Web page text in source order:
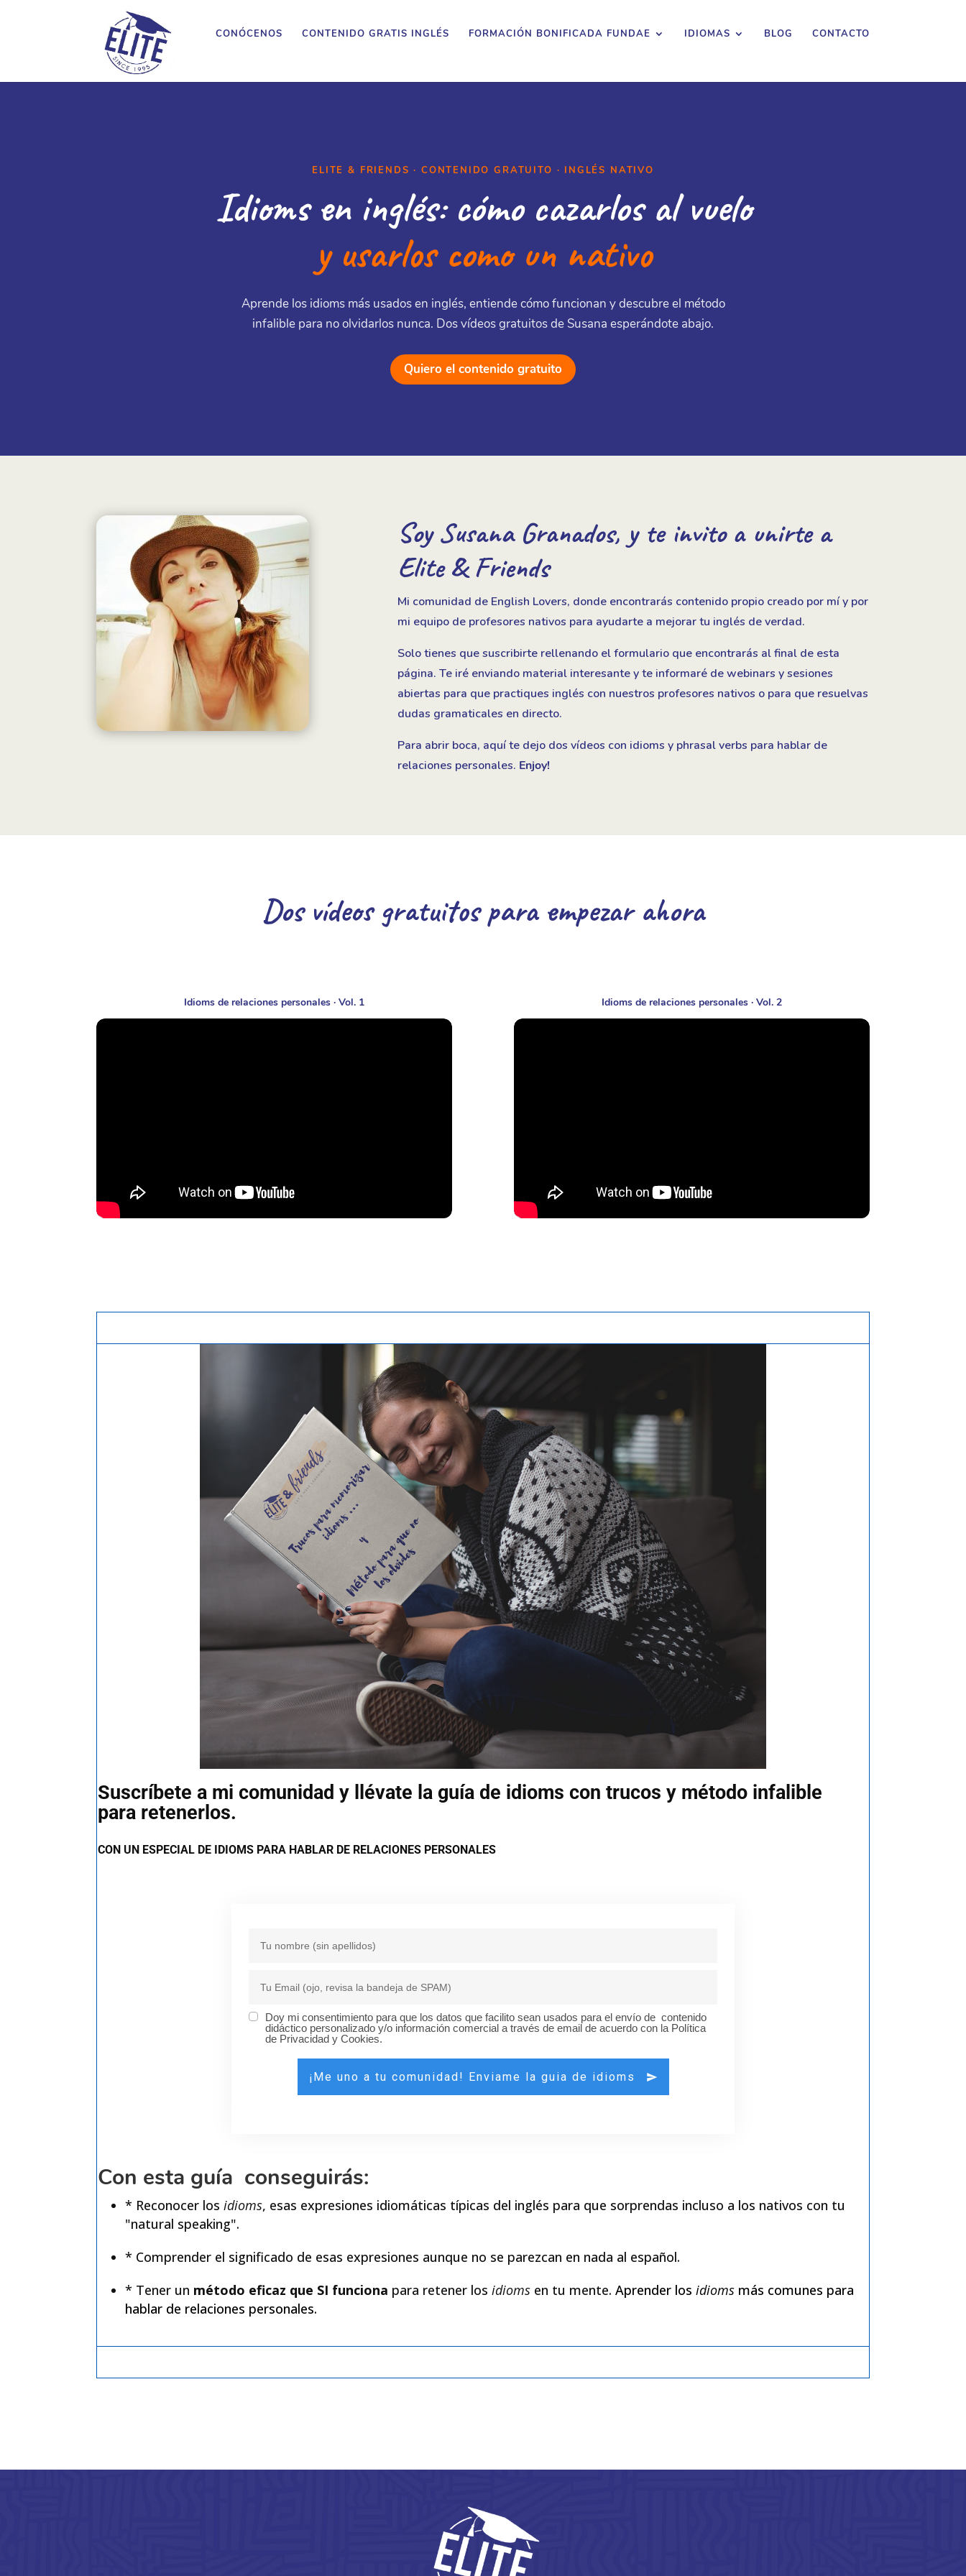
CONÓCENOS CONTENIDO GRATIS INGLÉS FORMACIÓN BONIFICADA FUNDAE IDIOMAS BLOG CONTACTO
ELITE & FRIENDS · CONTENIDO GRATUITO · INGLÉS NATIVO
Idioms en inglés: cómo cazarlos al vuelo
y usarlos como un nativo
Aprende los idioms más usados en inglés, entiende cómo funcionan y descubre el método
infalible para no olvidarlos nunca. Dos vídeos gratuitos de Susana esperándote abajo.
Quiero el contenido gratuito
Soy Susana Granados, y te invito a unirte a
Elite & Friends
Mi comunidad de English Lovers, donde encontrarás contenido propio creado por mí y por
mi equipo de profesores nativos para ayudarte a mejorar tu inglés de verdad.
Solo tienes que suscribirte rellenando el formulario que encontrarás al final de esta
página. Te iré enviando material interesante y te informaré de webinars y sesiones
abiertas para que practiques inglés con nuestros profesores nativos o para que resuelvas
dudas gramaticales en directo.
Para abrir boca, aquí te dejo dos vídeos con idioms y phrasal verbs para hablar de
relaciones personales. Enjoy!
Dos vídeos gratuitos para empezar ahora
Idioms de relaciones personales · Vol. 1 Idioms de relaciones personales · Vol. 2
Suscríbete a mi comunidad y llévate la guía de idioms con trucos y método infalible
para retenerlos.
CON UN ESPECIAL DE IDIOMS PARA HABLAR DE RELACIONES PERSONALES
Doy mi consentimiento para que los datos que facilito sean usados para el envío de contenido
didáctico personalizado y/o información comercial a través de email de acuerdo con la Política
de Privacidad y Cookies.
¡Me uno a tu comunidad! Enviame la guia de idioms
Con esta guía conseguirás:
* Reconocer losidioms, esas expresiones idiomáticas típicas del inglés para que sorprendas incluso a los nativos con tu
"natural speaking".
* Comprender el significado de esas expresiones aunque no se parezcan en nada al español.
* Tener un método eficaz que SI funciona para retener losidioms en tu mente.Aprender losidioms más comunes para
hablar de relaciones personales.